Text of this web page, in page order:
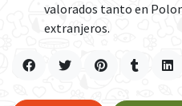
valorados tanto en
extranjeros.